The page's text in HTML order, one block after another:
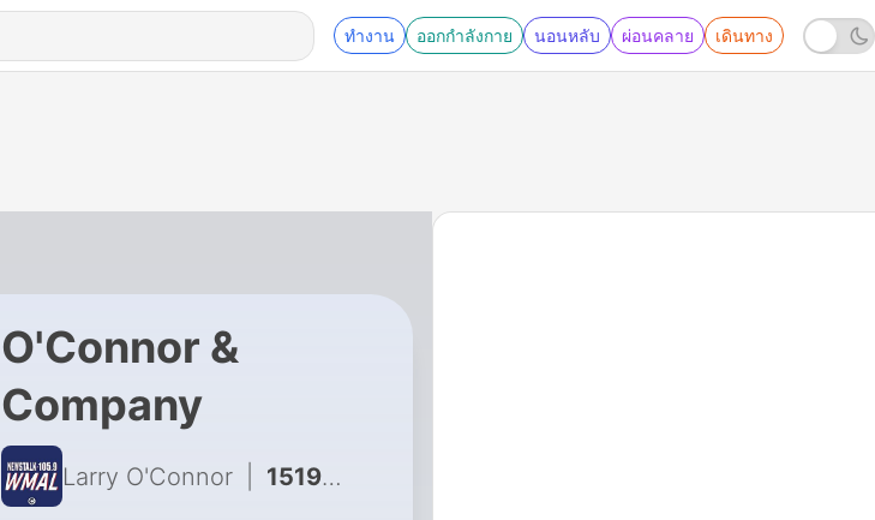
ทำงาน ออกกำลังกาย นอนหลับ ผ่อนคลาย เดินทาง
O'Connor &
Company
Larry O'Connor 15192 - Iran & Oman Work On Deal On Strait Of Hormuz